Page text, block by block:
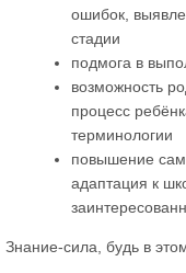
ошибок,
стадии
подмога в
возможность
процесс
терминологии
повышение
адаптация к
Знание-сила, будь в